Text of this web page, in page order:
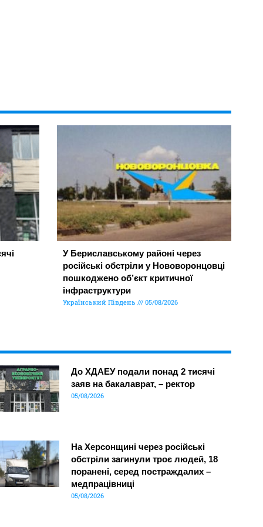
У Бериславському районі через
російські обстріли у Нововоронцовці
пошкоджено об’єкт критичної
інфраструктури
Український Південь 05/08/2026
До ХДАЕУ подали понад 2 тисячі
заяв на бакалаврат, – ректор
05/08/2026
На Херсонщині через російські
обстріли загинули троє людей, 18
поранені, серед постраждалих –
медпрацівниці
05/08/2026